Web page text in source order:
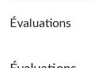
Évaluations